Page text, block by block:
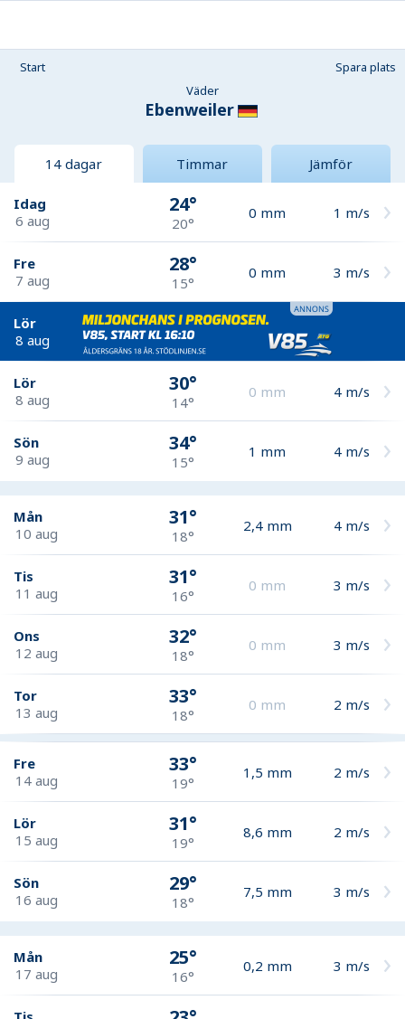
Start
Spara plats
Väder
Ebenweiler
14 dagar Timmar Jämför
Idag
6 aug
24°
20°
0 mm 1 m/s
Fre
7 aug
28°
15°
0 mm 3 m/s
Lör
8 aug
Lör
8 aug
30°
14°
0 mm 4 m/s
Sön
9 aug
34°
15°
1 mm 4 m/s
Mån
10 aug
31°
18°
2,4 mm 4 m/s
Tis
11 aug
31°
16°
0 mm 3 m/s
Ons
12 aug
32°
18°
0 mm 3 m/s
Tor
13 aug
33°
18°
0 mm 2 m/s
Fre
14 aug
33°
19°
1,5 mm 2 m/s
Lör
15 aug
31°
19°
8,6 mm 2 m/s
Sön
16 aug
29°
18°
7,5 mm 3 m/s
Mån
17 aug
25°
16°
0,2 mm 3 m/s